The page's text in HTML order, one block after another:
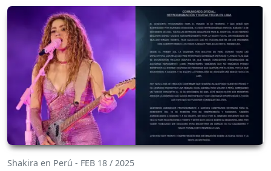
Shakira en Perú - FEB 18 / 2025